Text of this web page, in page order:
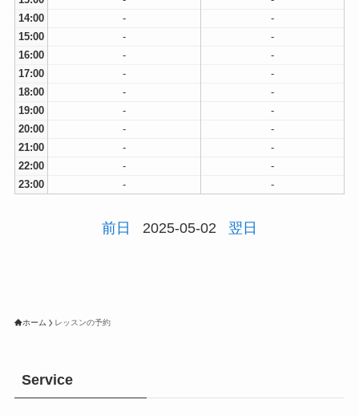
14:00
-
-
15:00
-
-
16:00
-
-
17:00
-
-
18:00
-
-
19:00
-
-
20:00
-
-
21:00
-
-
22:00
-
-
23:00
- -
前日 2025-05-02 翌日
ホーム レッスンの予約
Service